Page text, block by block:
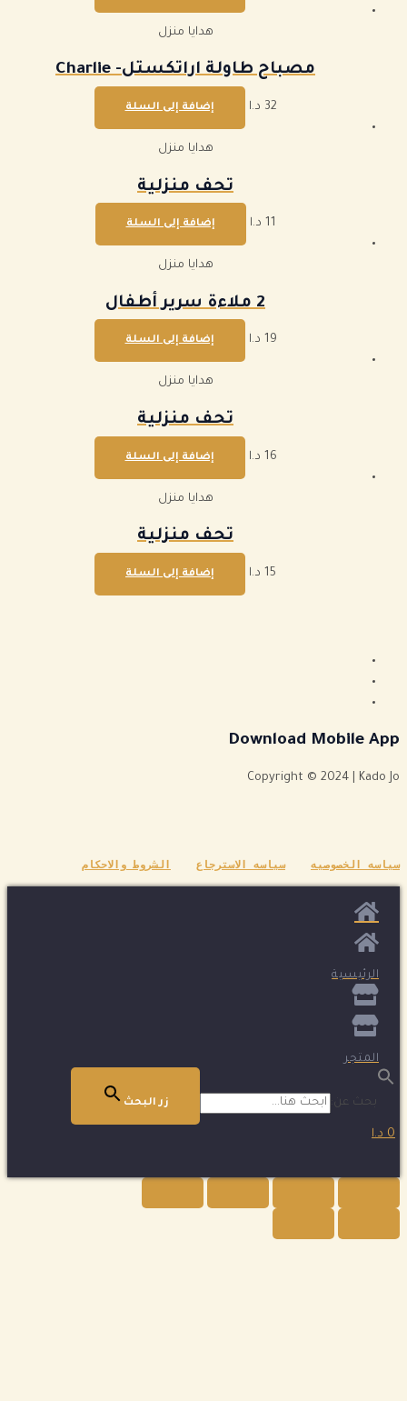
هدايا منزل
مصباح طاولة اراتكستل- Charlie
32 د.ا إضافة إلى السلة
هدايا منزل
تحف منزلية
11 د.ا إضافة إلى السلة
هدايا منزل
2 ملاءة سرير أطفال
19 د.ا إضافة إلى السلة
هدايا منزل
تحف منزلية
16 د.ا إضافة إلى السلة
هدايا منزل
تحف منزلية
15 د.ا إضافة إلى السلة
Download Mobile App
Copyright © 2024 | Kado Jo
سياسه الخصوصيه سياسه الاسترجاع الشروط والاحكام
الرئيسية
المتجر
بحث عن: زر البحث
0 د.ا